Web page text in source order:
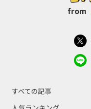
from
すべての記事